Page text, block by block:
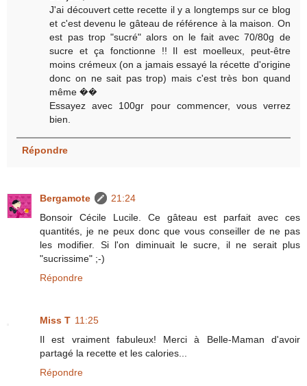
J'ai découvert cette recette il y a longtemps sur ce blog
et c'est devenu le gâteau de référence à la maison. On
est pas trop "sucré" alors on le fait avec 70/80g de
sucre et ça fonctionne !! Il est moelleux, peut-être
moins crémeux (on a jamais essayé la récette d'origine
donc on ne sait pas trop) mais c'est très bon quand
même ��
Essayez avec 100gr pour commencer, vous verrez
bien.
Répondre
Bergamote
21:24
Bonsoir Cécile Lucile. Ce gâteau est parfait avec ces
quantités, je ne peux donc que vous conseiller de ne pas
les modifier. Si l'on diminuait le sucre, il ne serait plus
"sucrissime" ;-)
Répondre
Miss T 11:25
Il est vraiment fabuleux! Merci à Belle-Maman d'avoir
partagé la recette et les calories...
Répondre